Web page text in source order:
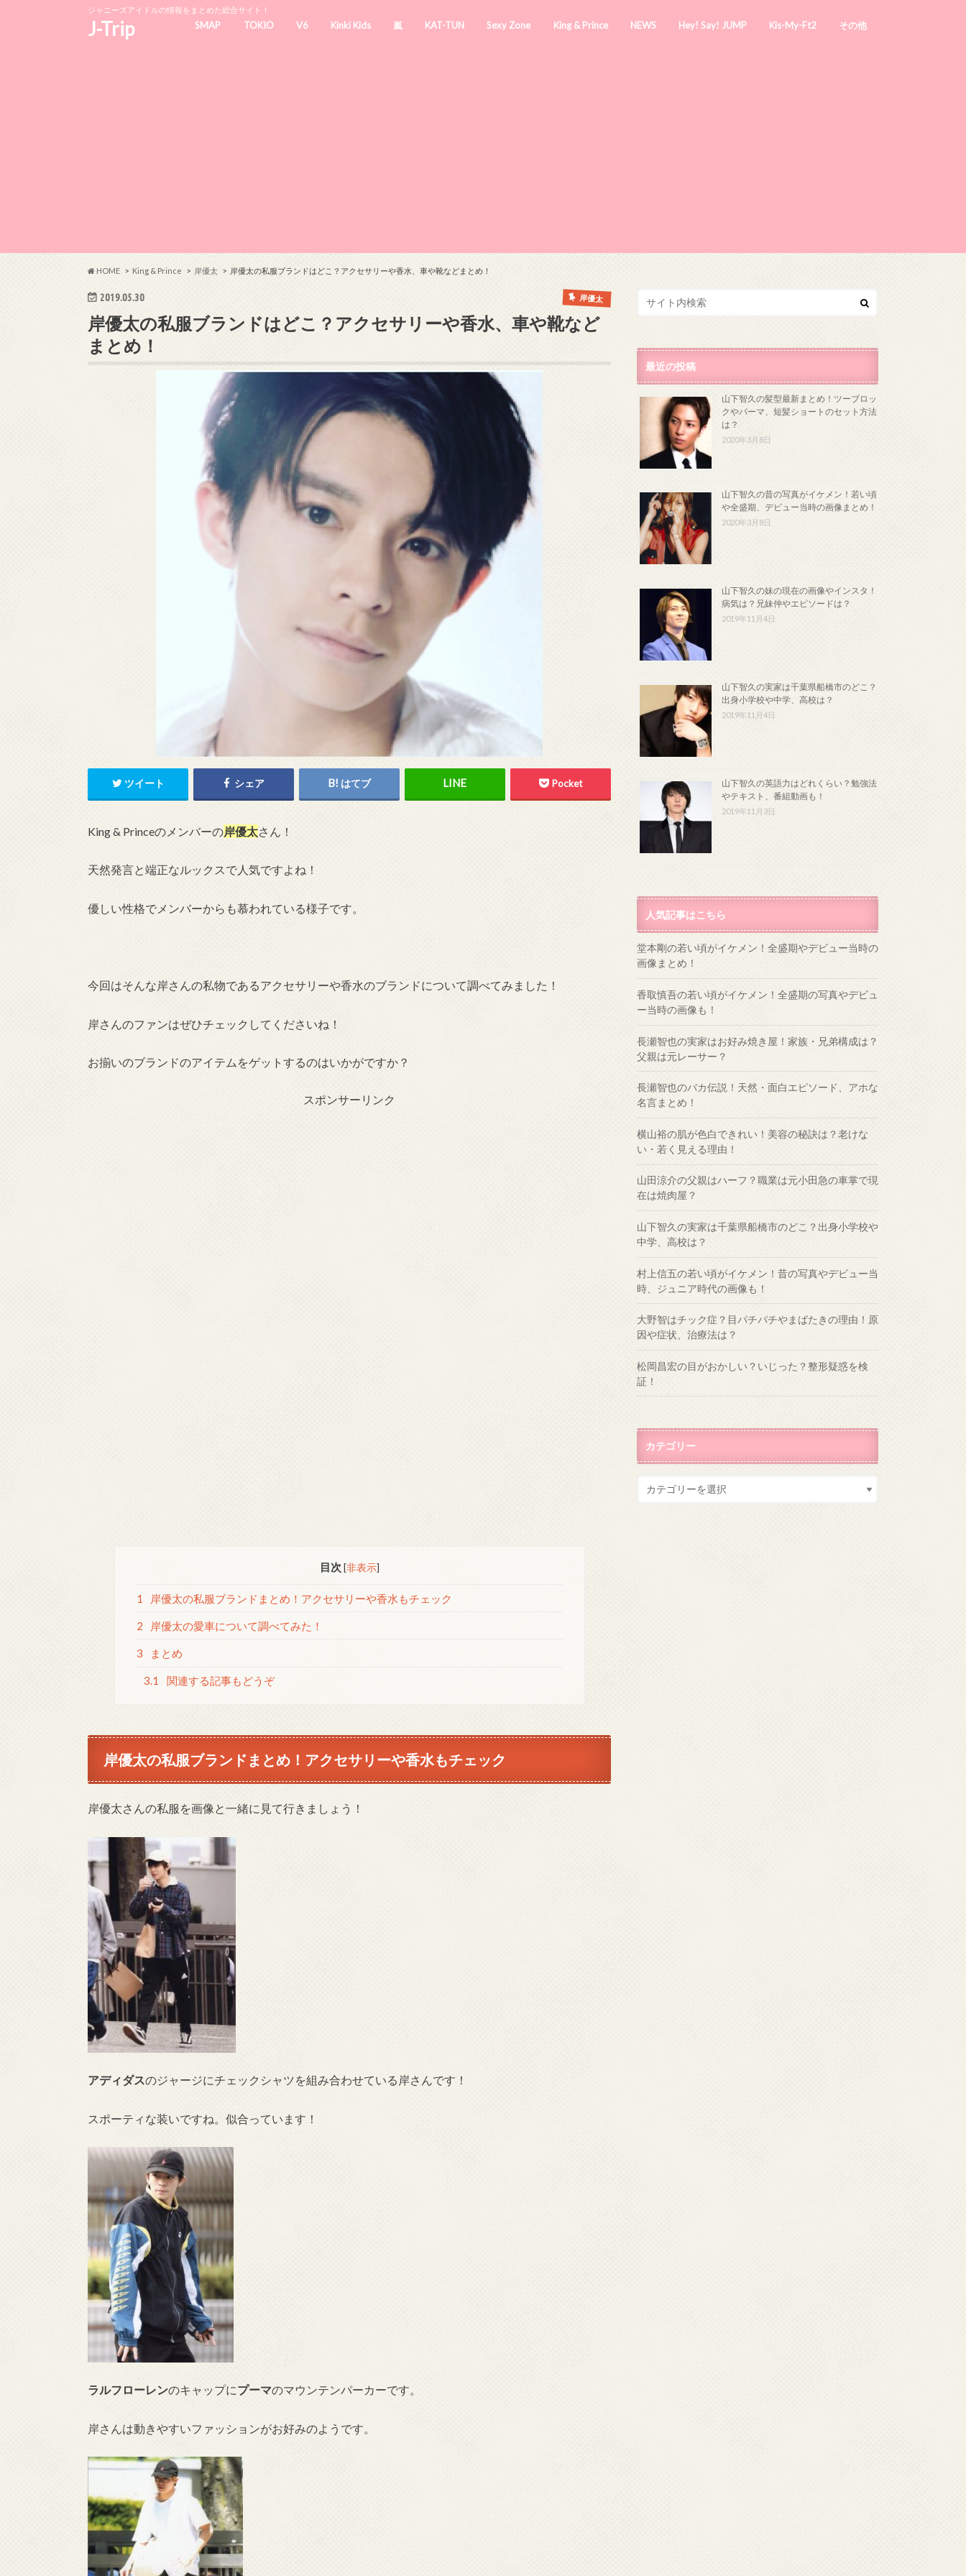
ジャニーズアイドルの情報をまとめた総合サイト！
J-Trip SMAP TOKIO V6 Kinki Kids 嵐 KAT-TUN Sexy Zone King & Prince NEWS Hey! Say! JUMP Kis-My-Ft2 その他
HOME King & Prince 岸優太 岸優太の私服ブランドはどこ？アクセサリーや香水、車や靴などまとめ！
2019.05.30 岸優太
岸優太の私服ブランドはどこ？アクセサリーや香水、車や靴など
まとめ！
ツイート シェア はてブ Pocket
King & Princeのメンバーの岸優太さん！
天然発言と端正なルックスで人気ですよね！
優しい性格でメンバーからも慕われている様子です。
今回はそんな岸さんの私物であるアクセサリーや香水のブランドについて調べてみました！
岸さんのファンはぜひチェックしてくださいね！
お揃いのブランドのアイテムをゲットするのはいかがですか？
スポンサーリンク
目次 [非表示]
1 岸優太の私服ブランドまとめ！アクセサリーや香水もチェック
2 岸優太の愛車について調べてみた！
3 まとめ
3.1 関連する記事もどうぞ
岸優太の私服ブランドまとめ！アクセサリーや香水もチェック
岸優太さんの私服を画像と一緒に見て行きましょう！
アディダスのジャージにチェックシャツを組み合わせている岸さんです！
スポーティな装いですね。似合っています！
ラルフローレンのキャップにプーマのマウンテンパーカーです。
岸さんは動きやすいファッションがお好みのようです。
最近の投稿
山下智久の髪型最新まとめ！ツーブロッ
クやパーマ、短髪ショートのセット方法
は？
2020年3月8日
山下智久の昔の写真がイケメン！若い頃
や全盛期、デビュー当時の画像まとめ！
2020年3月8日
山下智久の妹の現在の画像やインスタ！
病気は？兄妹仲やエピソードは？
2019年11月4日
山下智久の実家は千葉県船橋市のどこ？
出身小学校や中学、高校は？
2019年11月4日
山下智久の英語力はどれくらい？勉強法
やテキスト、番組動画も！
2019年11月3日
人気記事はこちら
堂本剛の若い頃がイケメン！全盛期やデビュー当時の
画像まとめ！
香取慎吾の若い頃がイケメン！全盛期の写真やデビュ
ー当時の画像も！
長瀬智也の実家はお好み焼き屋！家族・兄弟構成は？
父親は元レーサー？
長瀬智也のバカ伝説！天然・面白エピソード、アホな
名言まとめ！
横山裕の肌が色白できれい！美容の秘訣は？老けな
い・若く見える理由！
山田涼介の父親はハーフ？職業は元小田急の車掌で現
在は焼肉屋？
山下智久の実家は千葉県船橋市のどこ？出身小学校や
中学、高校は？
村上信五の若い頃がイケメン！昔の写真やデビュー当
時、ジュニア時代の画像も！
大野智はチック症？目パチパチやまばたきの理由！原
因や症状、治療法は？
松岡昌宏の目がおかしい？いじった？整形疑惑を検
証！
カテゴリー